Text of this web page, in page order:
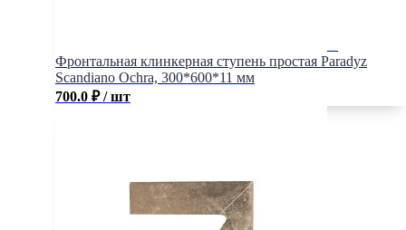
Фронтальная клинкерная ступень простая Paradyz
Scandiano Ochra, 300*600*11 мм
700.0 ₽ / шт